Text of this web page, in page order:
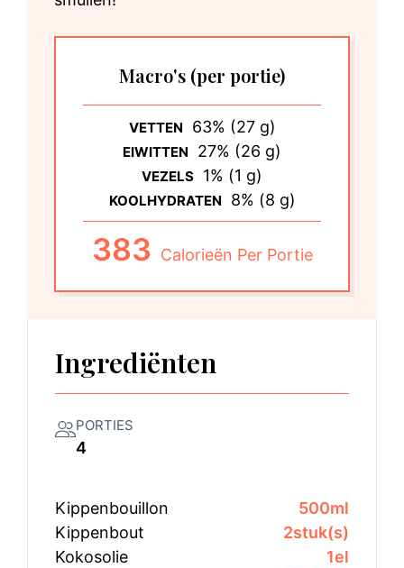
Macro's (per portie)
VETTEN 63% (27 g)
EIWITTEN 27% (26 g)
VEZELS 1% (1 g)
KOOLHYDRATEN 8% (8 g)
383 Calorieën Per Portie
Ingrediënten
PORTIES
4
Kippenbouillon 500ml
Kippenbout
2stuk(s)
Kokosolie
1el